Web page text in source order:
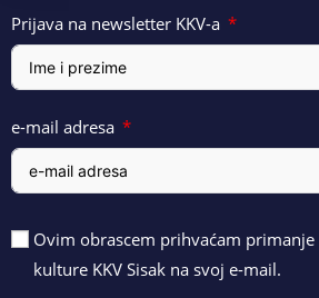
Prijava na newsletter KKV-a
e-mail adresa
Ovim obrascem prihvaćam
kulture KKV Sisak na svoj e-mail.